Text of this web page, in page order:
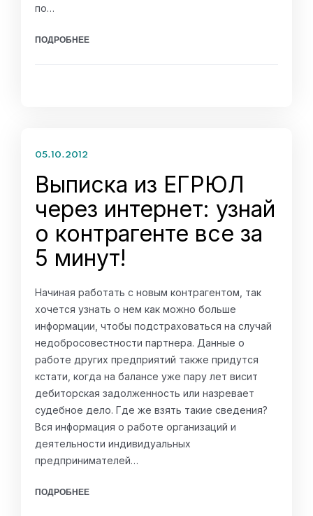
по…
ПОДРОБНЕЕ
05.10.2012
Выписка из ЕГРЮЛ
через интернет: узнай
о контрагенте все за
5 минут!
Начиная работать с новым контрагентом, так
хочется узнать о нем как можно больше
информации, чтобы подстраховаться на случай
недобросовестности партнера. Данные о
работе других предприятий также придутся
кстати, когда на балансе уже пару лет висит
дебиторская задолженность или назревает
судебное дело. Где же взять такие сведения?
Вся информация о работе организаций и
деятельности индивидуальных
предпринимателей…
ПОДРОБНЕЕ